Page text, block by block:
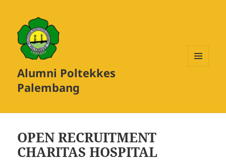
Alumni Poltekkes
Palembang
OPEN RECRUITMENT
CHARITAS HOSPITAL